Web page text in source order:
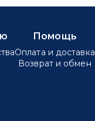
Помощь
Оплата и доставка
Возврат и обмен